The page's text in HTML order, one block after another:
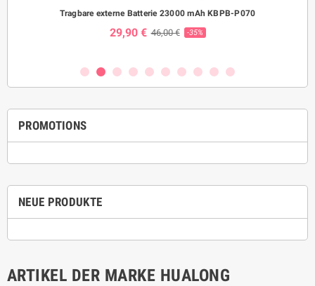
Tragbare externe Batterie 23000 mAh KBPB-P070
29,90 € 46,00 € -35%
PROMOTIONS
NEUE PRODUKTE
ARTIKEL DER MARKE HUALONG